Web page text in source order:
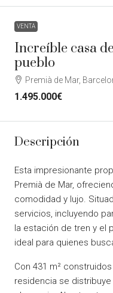
VENTA
Increíble casa
pueblo
Premià de Mar,
1.495.000€
Descripción
Esta impresionante
Premià de Mar,
comodidad y lujo.
servicios, incluyendo
la estación de tren y el
ideal para quienes
Con 431 m²
residencia se